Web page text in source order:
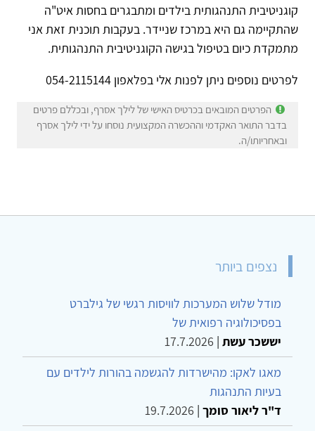
קוגניטיבית התנהגותית בילדים ומתבגרים בחסות איט"ה
שהתקיימה גם היא במרכז שניידר. בעקבות תוכנית זאת אני
מתמקדת כיום בטיפול בגישה הקוגניטיבית התנהגותית.
לפרטים נוספים ניתן לפנות אלי בפלאפון 054-2115144
הפרטים המובאים בכרטיס האישי של לילך אסרף, ובכללם פרטים
בדבר התואר האקדמי וההכשרה המקצועית נוסחו על ידי לילך אסרף
ובאחריותו/ה.
נצפים ביותר
מודל שלוש המערכות לוויסות רגשי של גילברט
בפסיכולוגיה רפואית של
יששכר עשת |
17.7.2026
מאגו לאקו: מהישרדות להגשמה בהורות לילדים עם
בעיות התנהגות
ד"ר ליאור סומך |
19.7.2026